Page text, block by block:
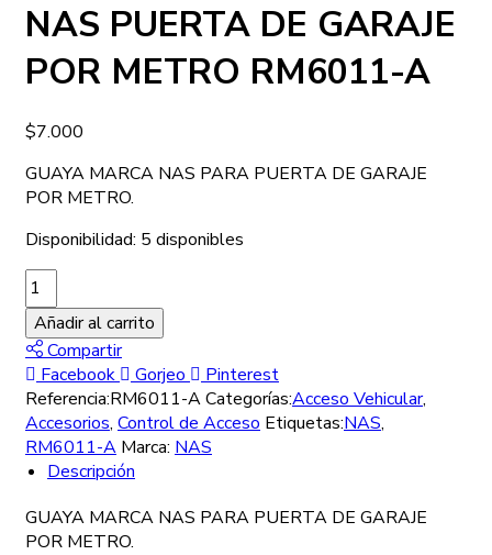
NAS PUERTA DE GARAJE
POR METRO RM6011-A
$7.000
GUAYA MARCA NAS PARA PUERTA DE GARAJE
POR METRO.
Disponibilidad: 5 disponibles
Añadir al carrito
Compartir
Facebook
Gorjeo
Pinterest
Referencia:RM6011-ACategorías:Acceso Vehicular,
Accesorios, Control de Acceso Etiquetas:NAS,
RM6011-A Marca: NAS
Descripción
GUAYA MARCA NAS PARA PUERTA DE GARAJE
POR METRO.